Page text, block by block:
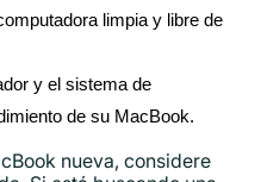
limpia y libre de
y el sistema de
de su MacBook.
nueva, considere